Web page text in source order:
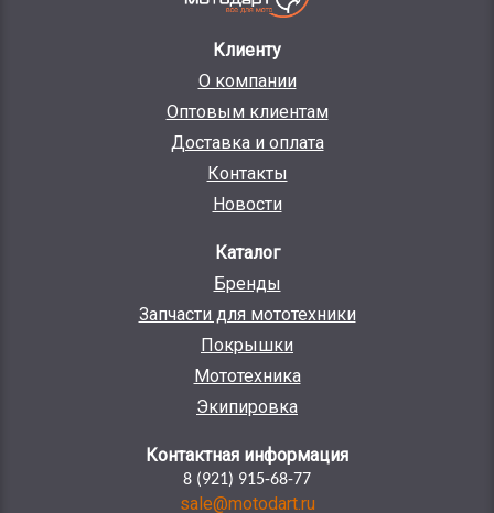
Клиенту
О компании
Оптовым клиентам
Доставка и оплата
Контакты
Новости
Каталог
Бренды
Запчасти для мототехники
Покрышки
Мототехника
Экипировка
Контактная информация
8 (921) 915-68-77
sale@motodart.ru